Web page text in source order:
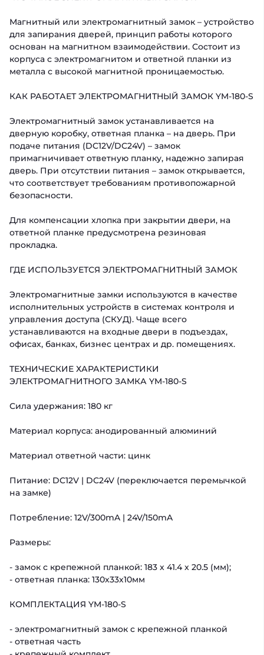
Магнитный или электромагнитный замок – устройство
для запирания дверей, принцип работы которого
основан на магнитном взаимодействии. Состоит из
корпуса с электромагнитом и ответной планки из
металла с высокой магнитной проницаемостью.
КАК РАБОТАЕТ ЭЛЕКТРОМАГНИТНЫЙ ЗАМОК YM-180-S
Электромагнитный замок устанавливается на
дверную коробку, ответная планка – на дверь. При
подаче питания (DC12V/DC24V) – замок
примагничивает ответную планку, надежно запирая
дверь. При отсутствии питания – замок открывается,
что соответствует требованиям противопожарной
безопасности.
Для компенсации хлопка при закрытии двери, на
ответной планке предусмотрена резиновая
прокладка.
ГДЕ ИСПОЛЬЗУЕТСЯ ЭЛЕКТРОМАГНИТНЫЙ ЗАМОК
Электромагнитные замки используются в качестве
исполнительных устройств в системах контроля и
управления доступа (СКУД). Чаще всего
устанавливаются на входные двери в подъездах,
офисах, банках, бизнес центрах и др. помещениях.
ТЕХНИЧЕСКИЕ ХАРАКТЕРИСТИКИ
ЭЛЕКТРОМАГНИТНОГО ЗАМКА YM-180-S
Сила удержания: 180 кг
Материал корпуса: анодированный алюминий
Материал ответной части: цинк
Питание: DC12V | DC24V (переключается перемычкой
на замке)
Потребление: 12V/300mA | 24V/150mA
Размеры:
- замок с крепежной планкой: 183 x 41.4 x 20.5 (мм);
- ответная планка: 130х33х10мм
КОМПЛЕКТАЦИЯ YM-180-S
- электромагнитный замок с крепежной планкой
- ответная часть